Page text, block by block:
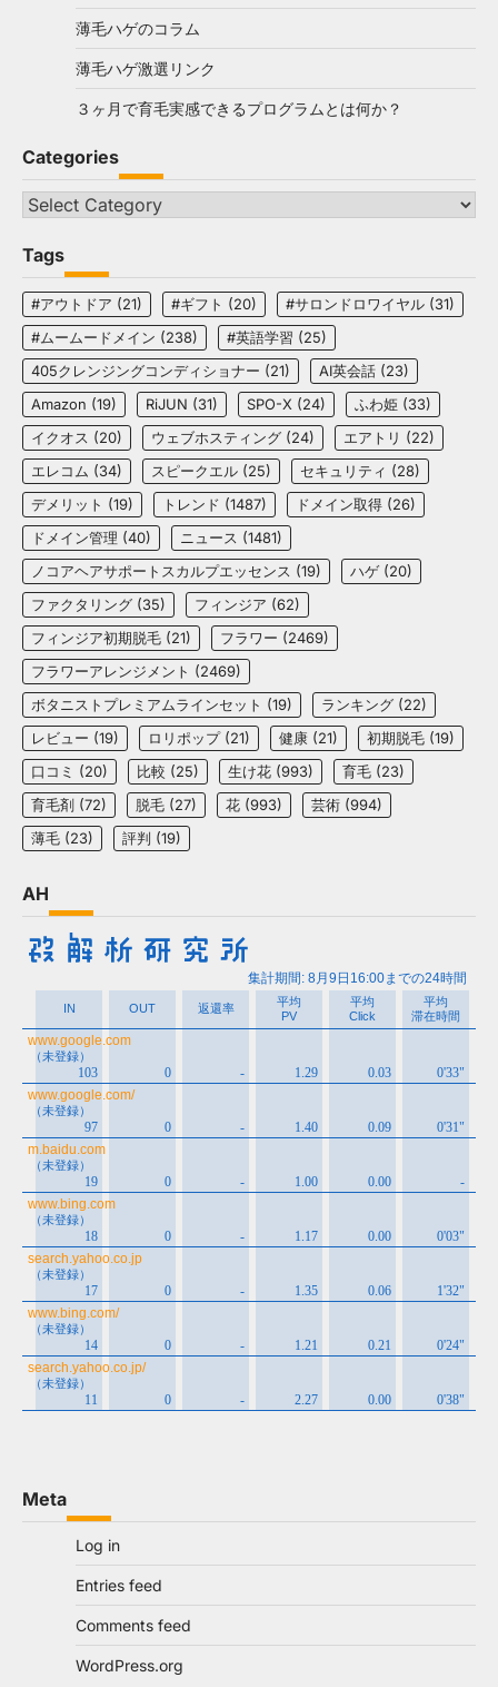
薄毛ハゲのコラム
薄毛ハゲ激選リンク
３ヶ月で育毛実感できるプログラムとは何か？
Categories
Categories
Tags
#アウトドア (21) #ギフト (20) #サロンドロワイヤル (31)
#ムームードメイン (238) #英語学習 (25)
405クレンジングコンディショナー (21) AI英会話 (23)
Amazon (19) RiJUN (31) SPO-X (24) ふわ姫 (33)
イクオス (20) ウェブホスティング (24) エアトリ (22)
エレコム (34) スピークエル (25) セキュリティ (28)
デメリット (19) トレンド (1487) ドメイン取得 (26)
ドメイン管理 (40) ニュース (1481)
ノコアヘアサポートスカルプエッセンス (19) ハゲ (20)
ファクタリング (35) フィンジア (62)
フィンジア初期脱毛 (21) フラワー (2469)
フラワーアレンジメント (2469)
ボタニストプレミアムラインセット (19) ランキング (22)
レビュー (19) ロリポップ(21) 健康 (21) 初期脱毛 (19)
口コミ (20) 比較 (25) 生け花 (993) 育毛 (23)
育毛剤 (72) 脱毛 (27) 花 (993) 芸術 (994)
薄毛 (23) 評判 (19)
AH
Meta
Log in
Entries feed
Comments feed
WordPress.org